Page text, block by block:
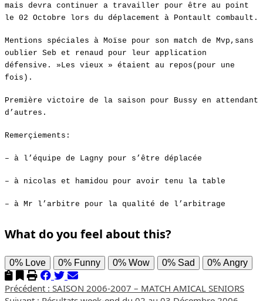
mais devra continuer a travailler pour être au point
le 02 Octobre lors du déplacement à Pontault combault.
Mentions spéciales à Moïse pour son match de Mvp,sans
oublier Seb et renaud pour leur application
défensive. »Les vieux » étaient au repos(pour une
fois).
Première victoire de la saison pour Bussy en attendant
d’autres.
Remerçiements:
– à l’équipe de Lagny pour s’être déplacée
– à nicolas et hamidou pour avoir tenu la table
– à Mr l’arbitre pour la qualité de l’arbitrage
What do you feel about this?
0% Love 0% Funny 0% Wow 0% Sad 0% Angry
Navigation
Précédent : SAISON 2006-2007 – MATCH AMICAL SENIORS